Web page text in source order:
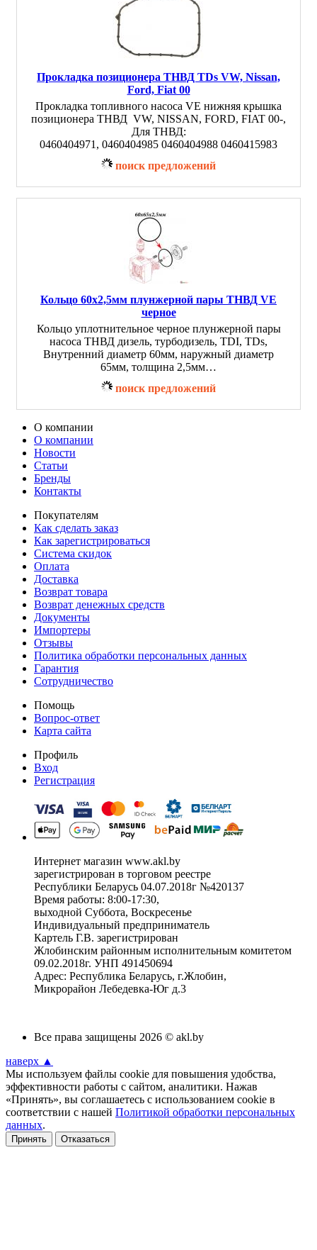
Прокладка позиционера ТНВД TDs VW, Nissan,
Ford, Fiat 00
Прокладка топливного насоса VE нижняя крышка
позиционера ТНВД VW, NISSAN, FORD, FIAT 00-,
Для ТНВД:
0460404971, 0460404985 0460404988 0460415983
поиск предложений
Кольцо 60x2,5мм плунжерной пары ТНВД VE
черное
Кольцо уплотнительное черное плунжерной пары
насоса ТНВД дизель, турбодизель, TDI, TDs,
Внутренний диаметр 60мм, наружный диаметр
65мм, толщина 2,5мм…
поиск предложений
О компании
О компании
Новости
Статьи
Бренды
Контакты
Покупателям
Как сделать заказ
Как зарегистрироваться
Система скидок
Оплата
Доставка
Возврат товара
Возврат денежных средств
Документы
Импортеры
Отзывы
Политика обработки персональных данных
Гарантия
Сотрудничество
Помощь
Вопрос-ответ
Карта сайта
Профиль
Вход
Регистрация
Интернет магазин www.akl.by
зарегистрирован в торговом реестре
Республики Беларусь 04.07.2018г №420137
Время работы: 8:00-17:30,
выходной Суббота, Воскресенье
Индивидуальный предприниматель
Картель Г.В. зарегистрирован
Жлобинским районным исполнительным комитетом
09.02.2018г. УНП 491450694
Адрес: Республика Беларусь, г.Жлобин,
Микрорайон Лебедевка-Юг д.3
Все права защищены 2026 © akl.by
наверх ▲
Мы используем файлы cookie для повышения удобства,
эффективности работы с сайтом, аналитики. Нажав
«Принять», вы соглашаетесь с использованием cookie в
соответствии с нашей Политикой обработки персональных
данных.
Принять Отказаться